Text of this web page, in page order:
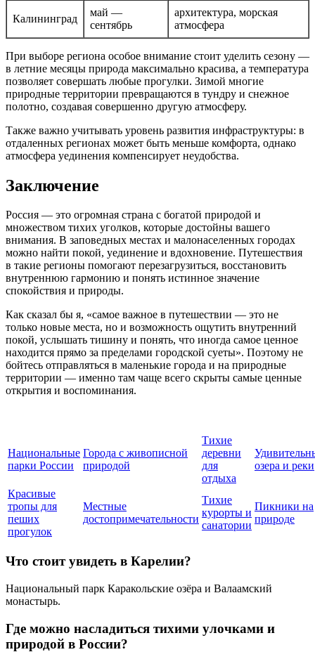
Калининград
май —
сентябрь
архитектура, морская
атмосфера
При выборе региона особое внимание стоит уделить сезону —
в летние месяцы природа максимально красива, а температура
позволяет совершать любые прогулки. Зимой многие
природные территории превращаются в тундру и снежное
полотно, создавая совершенно другую атмосферу.
Также важно учитывать уровень развития инфраструктуры: в
отдаленных регионах может быть меньше комфорта, однако
атмосфера уединения компенсирует неудобства.
Заключение
Россия — это огромная страна с богатой природой и
множеством тихих уголков, которые достойны вашего
внимания. В заповедных местах и малонаселенных городах
можно найти покой, уединение и вдохновение. Путешествия
в такие регионы помогают перезагрузиться, восстановить
внутреннюю гармонию и понять истинное значение
спокойствия и природы.
Как сказал бы я, «самое важное в путешествии — это не
только новые места, но и возможность ощутить внутренний
покой, услышать тишину и понять, что иногда самое ценное
находится прямо за пределами городской суеты». Поэтому не
бойтесь отправляться в маленькие города и на природные
территории — именно там чаще всего скрыты самые ценные
открытия и воспоминания.
Национальные
парки России
Города с живописной
природой
Тихие
деревни
для
отдыха
озера и реки
Красивые
тропы для
пеших
прогулок
Местные
достопримечательности
Тихие
курорты и
санатории
Пикники на
природе
Что стоит увидеть в Карелии?
Национальный парк Каракольские озёра и Валаамский
монастырь.
Где можно насладиться тихими улочками и
природой в России?